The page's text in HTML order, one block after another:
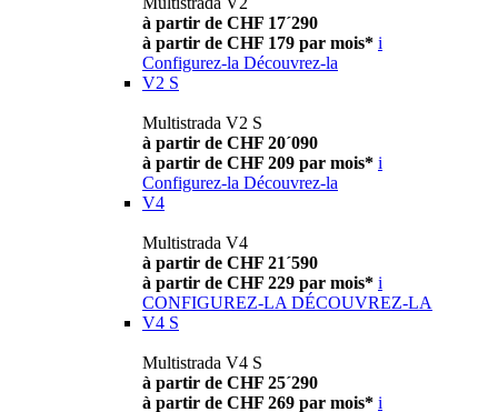
à partir de CHF 17´290
à partir de CHF 179 par mois* i
Configurez-la Découvrez-la
V2 S
Multistrada V2 S
à partir de CHF 20´090
à partir de CHF 209 par mois* i
Configurez-la Découvrez-la
V4
Multistrada V4
à partir de CHF 21´590
à partir de CHF 229 par mois* i
CONFIGUREZ-LA DÉCOUVREZ-LA
V4 S
Multistrada V4 S
à partir de CHF 25´290
à partir de CHF 269 par mois* i